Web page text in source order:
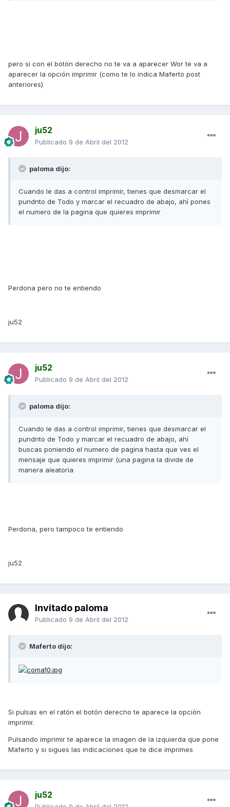
pero si con el botón derecho no te va a aparecer Wor te va a
aparecer la opción imprimir (como te lo indica Maferto post
anteriores)
ju52
Publicado 9 de Abril del 2012
paloma dijo:
Cuando le das a control imprimir, tienes que desmarcar el
pundnto de Todo y marcar el recuadro de abajo, ahí pones
el numero de la pagina que quieres imprimir
Perdona pero no te entiendo
ju52
ju52
Publicado 9 de Abril del 2012
paloma dijo:
Cuando le das a control imprimir, tienes que desmarcar el
pundnto de Todo y marcar el recuadro de abajo, ahí
buscas poniendo el numero de pagina hasta que ves el
mensaje que quieres imprimir (una pagina la divide de
manera aleatoria
Perdona, pero tampoco te entiendo
ju52
Invitado paloma
Publicado 9 de Abril del 2012
Maferto dijo:
Si pulsas en el ratón el botón derecho te aparece la opción
imprimir.
Pulsando imprimir te aparece la imagen de la izquierda que pone
Maferto y si sigues las indicaciones que te dice imprimes
ju52